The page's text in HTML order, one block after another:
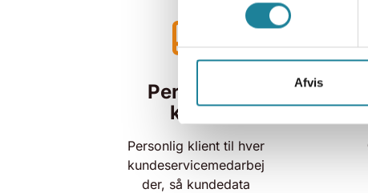
Afvis
Personligt
klient
Personlig klient til hver
kundeservicemedarbej
der, så kundedata